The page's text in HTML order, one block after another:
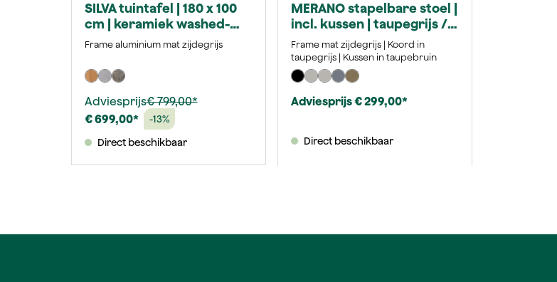
SILVA tuintafel | 180 x 100
cm | keramiek washed-
grey
Frame aluminium mat zijdegrijs
Adviesprijs€ 799,00*
€ 699,00*
-13%
Direct beschikbaar
MERANO stapelbare stoel |
incl. kussen | taupegrijs /
zijdegrijs
Frame mat zijdegrijs | Koord in
taupegrijs | Kussen in taupebruin
Adviesprijs € 299,00*
Direct beschikbaar